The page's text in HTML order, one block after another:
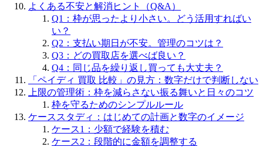
よくある不安と解消ヒント（Q&A）
Q1：枠が思ったより小さい。どう活用すればい
い？
Q2：支払い期日が不安。管理のコツは？
Q3：どの買取店を選べば良い？
Q4：同じ品を繰り返し買っても大丈夫？
「ペイディ 買取 比較」の見方：数字だけで判断しない
上限の管理術：枠を減らさない振る舞いと日々のコツ
枠を守るためのシンプルルール
ケーススタディ：はじめての計画と数字のイメージ
ケース1：少額で経験を積む
ケース2：段階的に金額を調整する